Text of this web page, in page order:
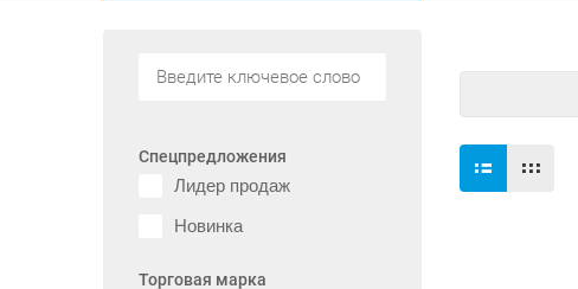
Спецпредложения
Лидер продаж
Новинка
Торговая марка